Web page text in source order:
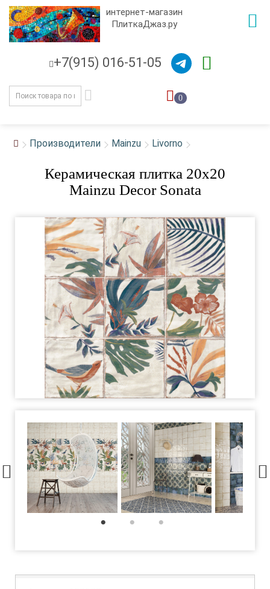
интернет-магазин
ПлиткаДжаз.ру
+7(915) 016-51-05
0
Производители Mainzu Livorno
Керамическая плитка 20x20
Mainzu Decor Sonata